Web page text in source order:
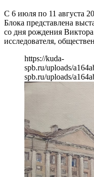
С 6 июля по 11 августа
Блока представлена
со дня рождения
исследователя,
https://kuda-
spb.ru/uploads/
spb.ru/uploads/